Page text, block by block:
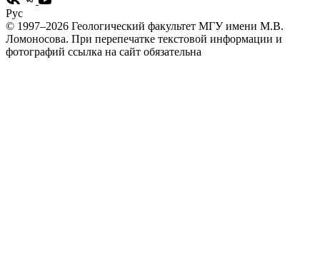
Рус
© 1997–2026 Геологический факультет МГУ имени М.В.
Ломоносова. При перепечатке текстовой информации и
фотографий ссылка на сайт обязательна